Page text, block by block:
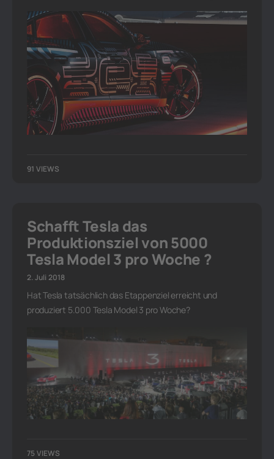
91 VIEWS
Schafft Tesla das
Produktionsziel von 5000
Tesla Model 3 pro Woche ?
2. Juli 2018
Hat Tesla tatsächlich das Etappenziel erreicht und
produziert 5.000 Tesla Model 3 pro Woche?
75 VIEWS